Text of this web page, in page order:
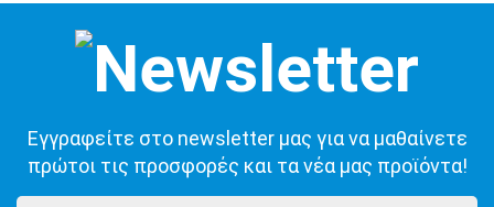
Εγγραφείτε στο newsletter μας για να μαθαίνετε
πρώτοι τις προσφορές και τα νέα μας προϊόντα!